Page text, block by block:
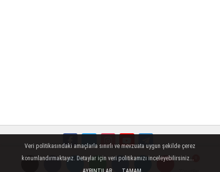
Künye İletişim Çerez Politikası Gizlilik İlkeleri
Veri politikasındaki amaçlarla sınırlı ve mevzuata uygun şekilde çerez
konumlandırmaktayız. Detaylar için veri politikamızı inceleyebilirsiniz...